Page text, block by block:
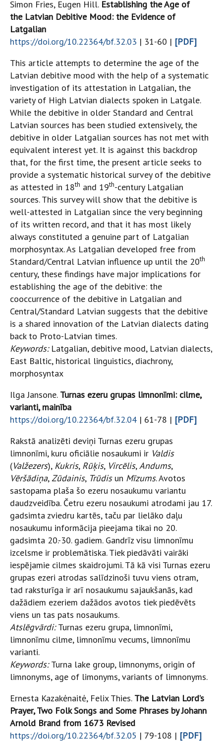
Simon Fries, Eugen Hill. Establishing the Age of
the Latvian Debitive Mood: the Evidence of
Latgalian
https://doi.org/10.22364/bf.32.03 | 31-60 | [PDF]
This article attempts to determine the age of the
Latvian debitive mood with the help of a systematic
investigation of its attestation in Latgalian, the
variety of High Latvian dialects spoken in Latgale.
While the debitive in older Standard and Central
Latvian sources has been studied extensively, the
debitive in older Latgalian sources has not met with
equivalent interest yet. It is against this backdrop
that, for the first time, the present article seeks to
provide a systematic historical survey of the debitive
as attested in 18th and 19th-century Latgalian
sources. This survey will show that the debitive is
well-attested in Latgalian since the very beginning
of its written record, and that it has most likely
always constituted a genuine part of Latgalian
morphosyntax. As Latgalian developed free from
Standard/Central Latvian influence up until the 20th
century, these findings have major implications for
establishing the age of the debitive: the
cooccurrence of the debitive in Latgalian and
Central/Standard Latvian suggests that the debitive
is a shared innovation of the Latvian dialects dating
back to Proto-Latvian times.
Keywords: Latgalian, debitive mood, Latvian dialects,
East Baltic, historical linguistics, diachrony,
morphosyntax
Ilga Jansone. Turnas ezeru grupas limnonīmi: cilme,
varianti, mainība
https://doi.org/10.22364/bf.32.04 | 61-78 | [PDF]
Rakstā analizēti deviņi Turnas ezeru grupas
limnonīmi, kuru oficiālie nosaukumi ir Valdis
(Valžezers), Kukris, Rūķis, Vircēlis,Andums,
Vēršādiņa,Zūdainis, Trūdisun Mīzums. Avotos
sastopama plaša šo ezeru nosaukumu variantu
daudzveidība. Četru ezeru nosaukumi atrodami jau 17.
gadsimta zviedru kartēs, taču par lielāko daļu
nosaukumu informācija pieejama tikai no 20.
gadsimta 20.-30. gadiem. Gandrīz visu limnonīmu
izcelsme ir problemātiska. Tiek piedāvāti vairāki
iespējamie cilmes skaidrojumi. Tā kā visi Turnas ezeru
grupas ezeri atrodas salīdzinoši tuvu viens otram,
tad raksturīga ir arī nosaukumu sajaukšanās, kad
dažādiem ezeriem dažādos avotos tiek piedēvēts
viens un tas pats nosaukums.
Atslēgvārdi:Turnas ezeru grupa, limnonīmi,
limnonīmu cilme, limnonīmu vecums, limnonīmu
varianti.
Keywords:Turna lake group, limnonyms, origin of
limnonyms, age of limonyms, variants of limnonyms.
Ernesta Kazakėnaitė, Felix Thies. The Latvian Lord’s
Prayer, Two Folk Songs and Some Phrases by Johann
Arnold Brand from 1673 Revised
https://doi.org/10.22364/bf.32.05 | 79-108 | [PDF]